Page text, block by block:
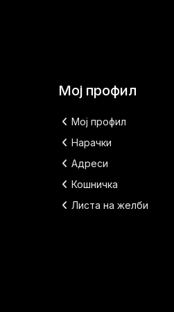
Мој профил
Мој профил
Нарачки
Адреси
Кошничка
Листа на желби